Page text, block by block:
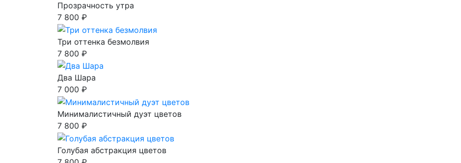
Прозрачность утра
7 800 ₽
Три оттенка безмолвия
7 800 ₽
Два Шара
7 000 ₽
Минималистичный дуэт цветов
7 800 ₽
Голубая абстракция цветов